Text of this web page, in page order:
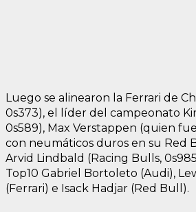
Luego se alinearon la Ferrari de
0s373), el líder del campeonato
0s589), Max Verstappen (quien
con neumáticos duros en su Red
Arvid Lindbald (Racing Bulls,
Top10 Gabriel Bortoleto (Audi),
(Ferrari) e Isack Hadjar (Red Bull).